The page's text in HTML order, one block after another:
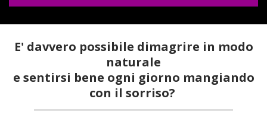
E' davvero possibile dimagrire in modo
naturale
e sentirsi bene ogni giorno mangiando
con il sorriso?